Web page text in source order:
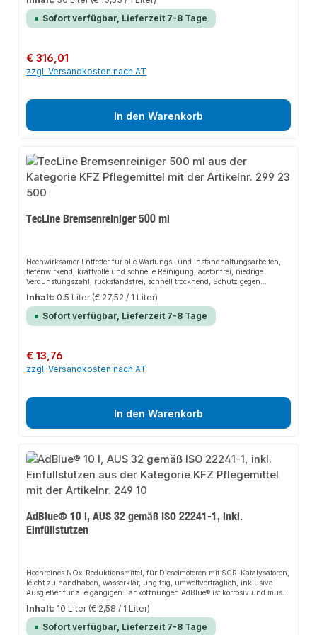
eloxierte Alulfelgen, Chromfelgen, hochglanzpolierte Alufelgen und High-
Gloss-Felgen, Stahlfelgen, Radzierblenden (vorab an unauffälliger Stelle
auf Materialverträglichkeit prüfen).AnwendungsbereicheKfz-Handwerk,
Sofort verfügbar, Lieferzeit 7-8 Tage
Regulärer Preis:
€ 316,01
zzgl. Versandkosten nach AT
In den Warenkorb
TecLine Bremsenreiniger 500 ml
Hochwirksamer Entfetter für alle Wartungs- und Instandhaltungsarbeiten,
tiefenwirkend, kraftvolle und schnelle Reinigung, acetonfrei, niedrige
Verdunstungszahl, rückstandsfrei, schnell trocknend, Schutz gegen
sofortiges Nachrosten, enthält keine aromatischen oder halogenierten
Kohlenwasserstoffe.VerarbeitungsvorteileUniversell einsetzbar, zuverlässig in
der Anwendung, gute Dosierbarkeit und gezieltes Auftragen, hoher
Sprühdruck.AnwendungsbereicheLöst hartnäckigste Verschmutzungen,
Teilen vor dem Verkleben und Lackieren.
Inhalt: 0.5 Liter (€ 27,52 / 1 Liter)
Sofort verfügbar, Lieferzeit 7-8 Tage
Regulärer Preis:
€ 13,76
zzgl. Versandkosten nach AT
In den Warenkorb
AdBlue® 10 l, AUS 32 gemäß ISO 22241-1, inkl.
Einfüllstutzen
Hochreines NOx-Reduktionsmittel, für Dieselmotoren mit SCR-Katalysatoren,
leicht zu handhaben, wasserklar, ungiftig, umweltverträglich, inklusive
Ausgießer für alle gängigen Tanköffnungen.AdBlue® ist korrosiv und muss
in speziellen Gebinden bei empfohlenen Temperaturen von 0° C bis ca. +25°
C gelagert werden.Unter +11° C wird das Produkt fest, kann jedoch nach dem
Erwärmen weiterverwendet werden. Bei Temperaturen über +35° C beginnt
die Zersetzung des Produktes und macht dies unbrauchbar. Daher sollten die
Inhalt: 10 Liter (€ 2,58 / 1 Liter)
Sofort verfügbar, Lieferzeit 7-8 Tage